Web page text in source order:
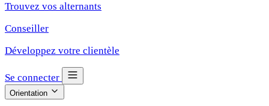
Trouvez vos alternants
Conseiller
Développez votre clientèle
Se connecter
Orientation